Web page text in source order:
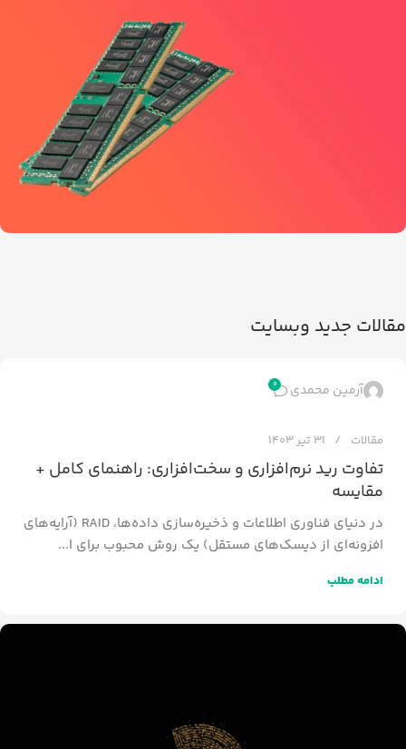
مقالات جدید وبسایت
آرمین محمدی 0
مقالات 31 تیر 1403
تفاوت رید نرم‌افزاری و سخت‌افزاری: راهنمای کامل +
مقایسه
در دنیای فناوری اطلاعات و ذخیره‌سازی داده‌ها، RAID (آرایه‌های
افزونه‌ای از دیسک‌های مستقل) یک روش محبوب برای ا...
ادامه مطلب